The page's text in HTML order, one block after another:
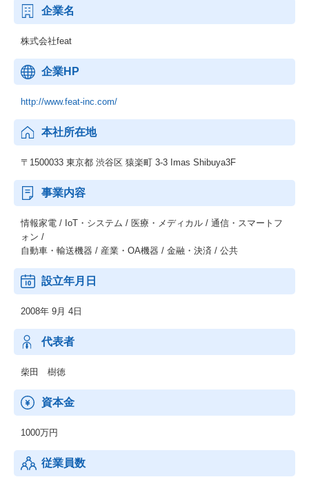
企業名
株式会社feat
企業HP
http://www.feat-inc.com/
本社所在地
〒1500033 東京都 渋谷区 猿楽町 3-3 Imas Shibuya3F
事業内容
情報家電 / IoT・システム / 医療・メディカル / 通信・スマートフ
ォン /
自動車・輸送機器 / 産業・OA機器 / 金融・決済 / 公共
設立年月日
2008年 9月 4日
代表者
柴田 樹徳
資本金
1000万円
従業員数